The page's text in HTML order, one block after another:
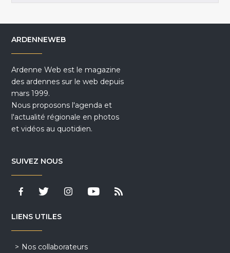
ARDENNEWEB
Ardenne Web est le magazine
des ardennes sur le web depuis
mars 1999.
Nous proposons l'agenda et
l'actualité régionale en photos
et vidéos au quotidien.
SUIVEZ NOUS
LIENS UTILES
Nos collaborateurs